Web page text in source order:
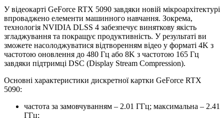
У відеокарті GeForce RTX 5090 завдяки новій мікроархітектурі
впроваджено елементи машинного навчання. Зокрема,
технологія NVIDIA DLSS 4 забезпечує виняткову якість
згладжування та покращує продуктивність. У результаті ви
зможете насолоджуватися відтворенням відео у форматі 4K з
частотою оновлення до 480 Гц або 8K з частотою 165 Гц
завдяки підтримці DSC (Display Stream Compression).
Основні характеристики дискретної картки GeForce RTX
5090:
частота за замовчуванням – 2.01 ГГц; максимальна – 2.41
ГГц;